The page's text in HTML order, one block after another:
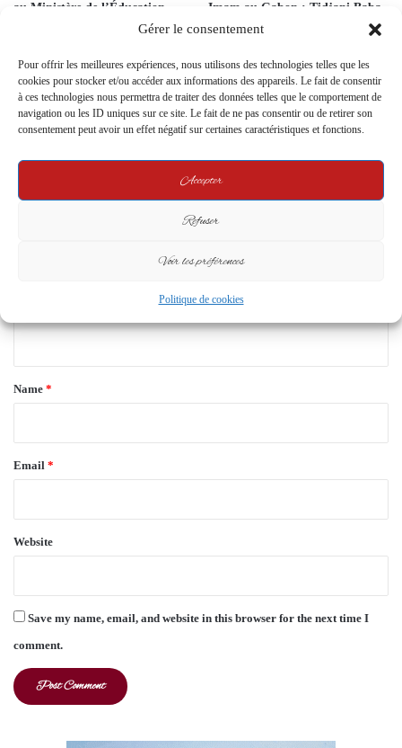
Gérer le consentement
Pour offrir les meilleures expériences, nous utilisons des technologies telles que les
cookies pour stocker et/ou accéder aux informations des appareils. Le fait de consentir
à ces technologies nous permettra de traiter des données telles que le comportement de
navigation ou les ID uniques sur ce site. Le fait de ne pas consentir ou de retirer son
consentement peut avoir un effet négatif sur certaines caractéristiques et fonctions.
Accepter
Refuser
Voir les préférences
Politique de cookies
au Ministère de l’Éducation
Imam au Gabon : Tidjani Baba
Gana Préside Désormais la
8 April 2024
Leave a Reply
Your email address will not be published. Required fields are marked*
C
n
*
Name *
Email *
Website
Save my name, email, and website in this browser for the next time I
comment.